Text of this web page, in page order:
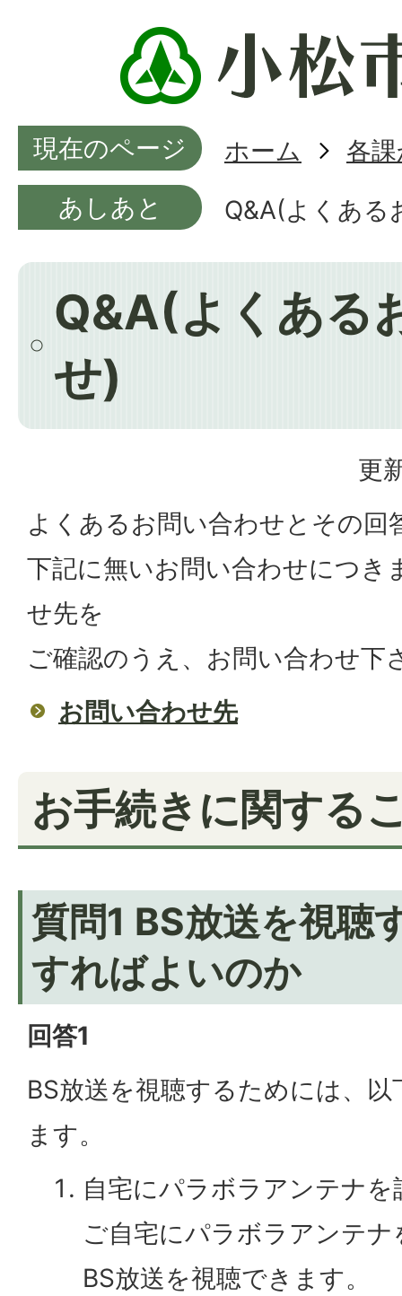
現在のページ ホーム
各
あしあと
Q&A(よくある
Q&A(よくある
せ)
更
よくあるお問い合わせとその回
下記に無いお問い合わせにつき
せ先を
ご確認のうえ、お問い合わせ下
お問い合わせ先
お手続きに関する
質問1 BS放送を視聴
すればよいのか
回答1
BS放送を視聴するためには、
ます。
自宅にパラボラアンテナを
ご自宅にパラボラアンテ
BS放送を視聴できます。